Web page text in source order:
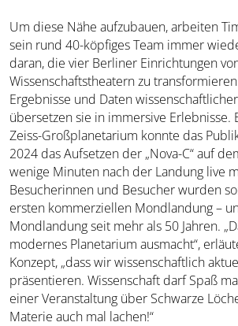
Um diese Nähe aufzubauen, arbeiten
sein rund 40-köpfiges Team immer
daran, die vier Berliner Einrichtungen
Wissenschaftstheatern zu
Ergebnisse und Daten
übersetzen sie in immersive Erlebnisse.
Zeiss-Großplanetarium konnte das
2024 das Aufsetzen der „Nova-C“ auf
wenige Minuten nach der Landung live
Besucherinnen und Besucher wurden
ersten kommerziellen Mondlandung ­­–
Mondlandung seit mehr als 50 Jahren.
modernes Planetarium ausmacht“,
Konzept, „dass wir wissenschaftlich
präsentieren. Wissenschaft darf Spaß
einer Veranstaltung über Schwarze
Materie auch mal lachen!“